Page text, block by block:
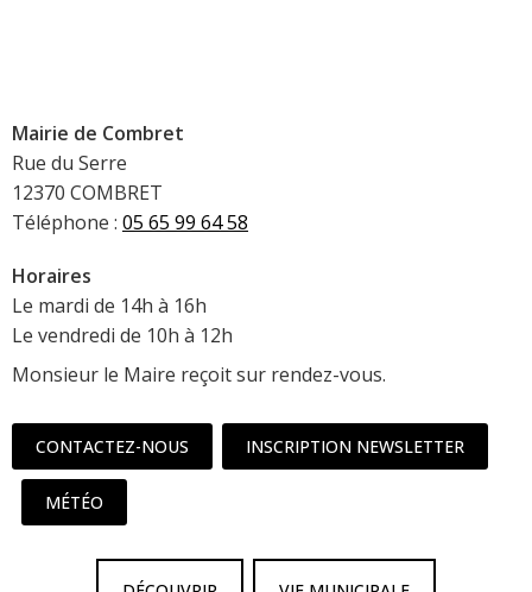
Mairie de Combret
Rue du Serre
12370 COMBRET
Téléphone : 05 65 99 64 58
Horaires
Le mardi de 14h à 16h
Le vendredi de 10h à 12h
Monsieur le Maire reçoit sur rendez-vous.
CONTACTEZ-NOUS INSCRIPTION NEWSLETTER
MÉTÉO